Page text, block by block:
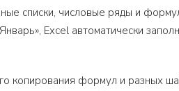
списки, числовые ряды и
Excel автоматически
копирования формул и разных